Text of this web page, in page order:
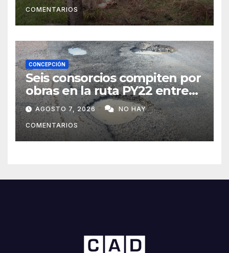
COMENTARIOS
CONCEPCIÓN
Seis consorcios compiten por
obras en la ruta PY22 entre
Concepción y Vallemí
AGOSTO 7, 2026 NO HAY
COMENTARIOS